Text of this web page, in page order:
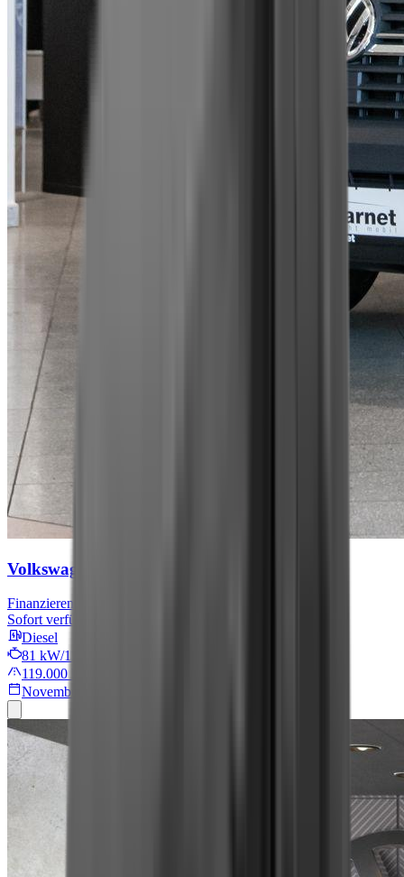
Volkswagen T6 Kombi
Finanzieren für
Sofort verfügbar
Diesel
81 kW/110 PS
119.000 km
November 2020